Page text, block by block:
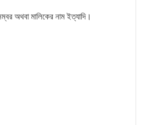
অথবা মালিকের নাম ইত্যাদি।